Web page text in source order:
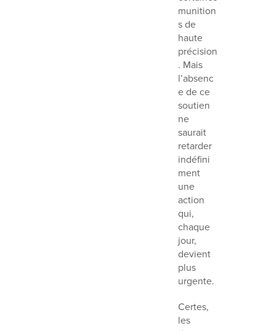
munition
s de
haute
précision
. Mais
l’absenc
e de ce
soutien
ne
saurait
retarder
indéfini
ment
une
action
qui,
chaque
jour,
devient
plus
urgente.
Certes,
les